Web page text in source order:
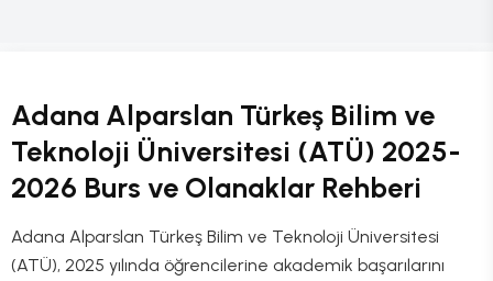
Adana Alparslan Türkeş Bilim ve
Teknoloji Üniversitesi (ATÜ) 2025-
2026 Burs ve Olanaklar Rehberi
Adana Alparslan Türkeş Bilim ve Teknoloji Üniversitesi
(ATÜ), 2025 yılında öğrencilerine akademik başarılarını